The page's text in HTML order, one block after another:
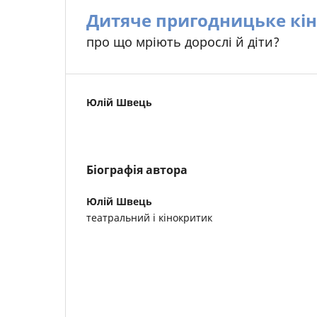
Дитяче пригодницьке
про що мріють дорослі й діти?
Юлій Швець
Біографія автора
Юлій Швець
театральний і кінокритик